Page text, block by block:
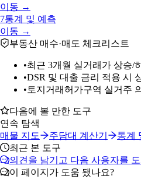
이동 →
7통계 및 예측
이동 →
부동산 매수·매도 체크리스트
•최근 3개월 실거래가 상승/
•DSR 및 대출 금리 적용 시
• 토지거래허가구역 실거주
다음에 볼 만한 도구
연속 탐색
매물 지도
주담대 계산기
통계
최근 본 도구
의견을 남기고 다음 사용자를
이 페이지가 도움 됐나요?